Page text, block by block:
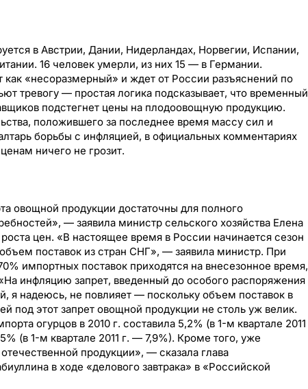
в Австрии, Дании, Нидерландах, Норвегии, Испании,
16 человек умерли, из них 15 — в Германии.
как «несоразмерный» и ждет от России разъяснений по
тревогу — простая логика подсказывает, что временный
подстегнет цены на плодоовощную продукцию.
положившего за последнее время массу сил и
борьбы с инфляцией, в официальных комментариях
ничего не грозит.
овощной продукции достаточны для полного
— заявила министр сельского хозяйства Елена
цен. «В настоящее время в России начинается сезон
поставок из стран СНГ», — заявила министр. При
импортных поставок приходятся на внесезонное время,
инфляцию запрет, введенный до особого распоряжения
я надеюсь, не повлияет — поскольку объем поставок в
под этот запрет овощной продукции не столь уж велик.
огурцов в 2010 г. составила 5,2% (в 1-м квартале 2011
(в 1-м квартале 2011 г. — 7,9%). Кроме того, уже
продукции», — сказала глава
в ходе «делового завтрака» в «Российской